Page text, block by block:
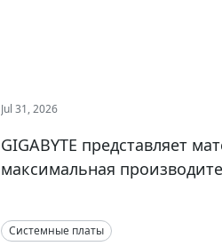
Jul 31, 2026
GIGABYTE представляет
максимальная
Системные платы